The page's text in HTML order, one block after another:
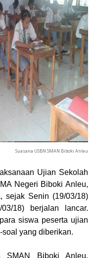
Suasana USBN SMAN Biboki Anleu
Ujian Sekolah
Negeri Biboki Anleu,
sejak Senin (19/03/18)
18) berjalan lancar.
siswa peserta ujian
yang diberikan.
SMAN Biboki Anleu,